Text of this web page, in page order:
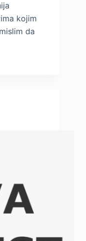
kojim
da